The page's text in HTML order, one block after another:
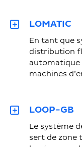
LOMATIC
En tant que
distribution
automatique
machines
LOOP-GB
Le système
sert de zone